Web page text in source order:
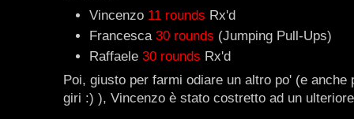
Vincenzo 11 rounds Rx'd
Francesca 30 rounds (Jumping Pull-Ups)
Raffaele 30 rounds Rx'd
Poi, giusto per farmi odiare un altro po' (e anche
giri :) ), Vincenzo è stato costretto ad un